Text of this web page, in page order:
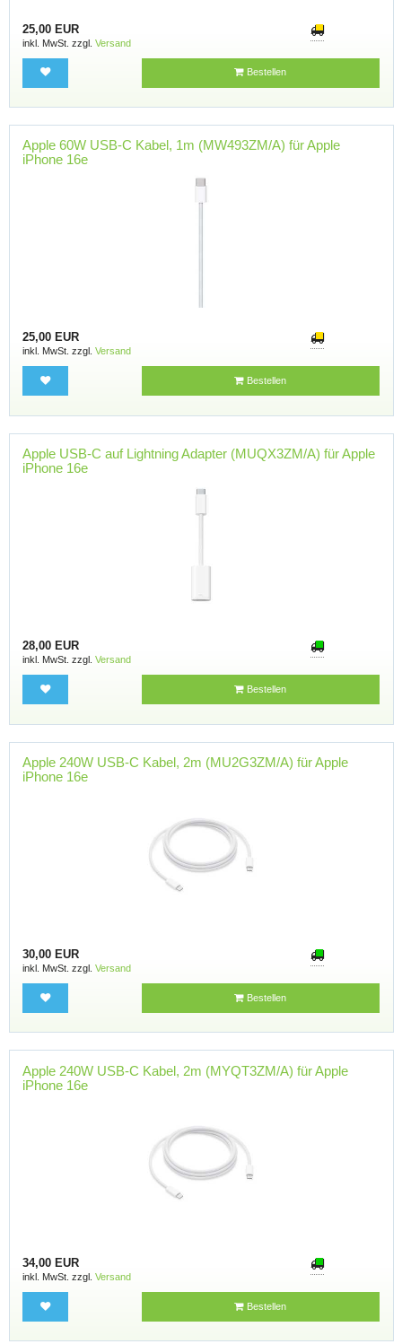
25,00 EUR
inkl. MwSt. zzgl. Versand
Bestellen
Apple 60W USB-C Kabel, 1m (MW493ZM/A) für Apple
iPhone 16e
25,00 EUR
inkl. MwSt. zzgl. Versand
Bestellen
Apple USB-C auf Lightning Adapter (MUQX3ZM/A) für Apple
iPhone 16e
28,00 EUR
inkl. MwSt. zzgl. Versand
Bestellen
Apple 240W USB-C Kabel, 2m (MU2G3ZM/A) für Apple
iPhone 16e
30,00 EUR
inkl. MwSt. zzgl. Versand
Bestellen
Apple 240W USB-C Kabel, 2m (MYQT3ZM/A) für Apple
iPhone 16e
34,00 EUR
inkl. MwSt. zzgl. Versand
Bestellen